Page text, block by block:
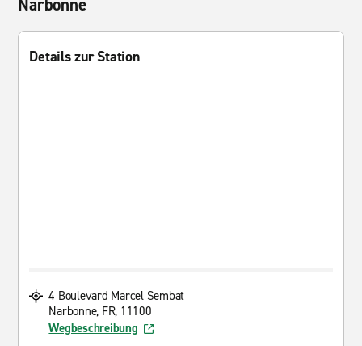
Narbonne
Details zur Station
4 Boulevard Marcel Sembat
Narbonne, FR, 11100
Wegbeschreibung